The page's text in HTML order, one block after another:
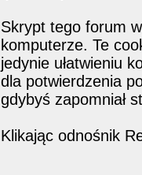
Skrypt tego forum
komputerze. Te
jedynie ułatwieniu
dla potwierdzenia
gdybyś zapomniał
Klikając odnośnik